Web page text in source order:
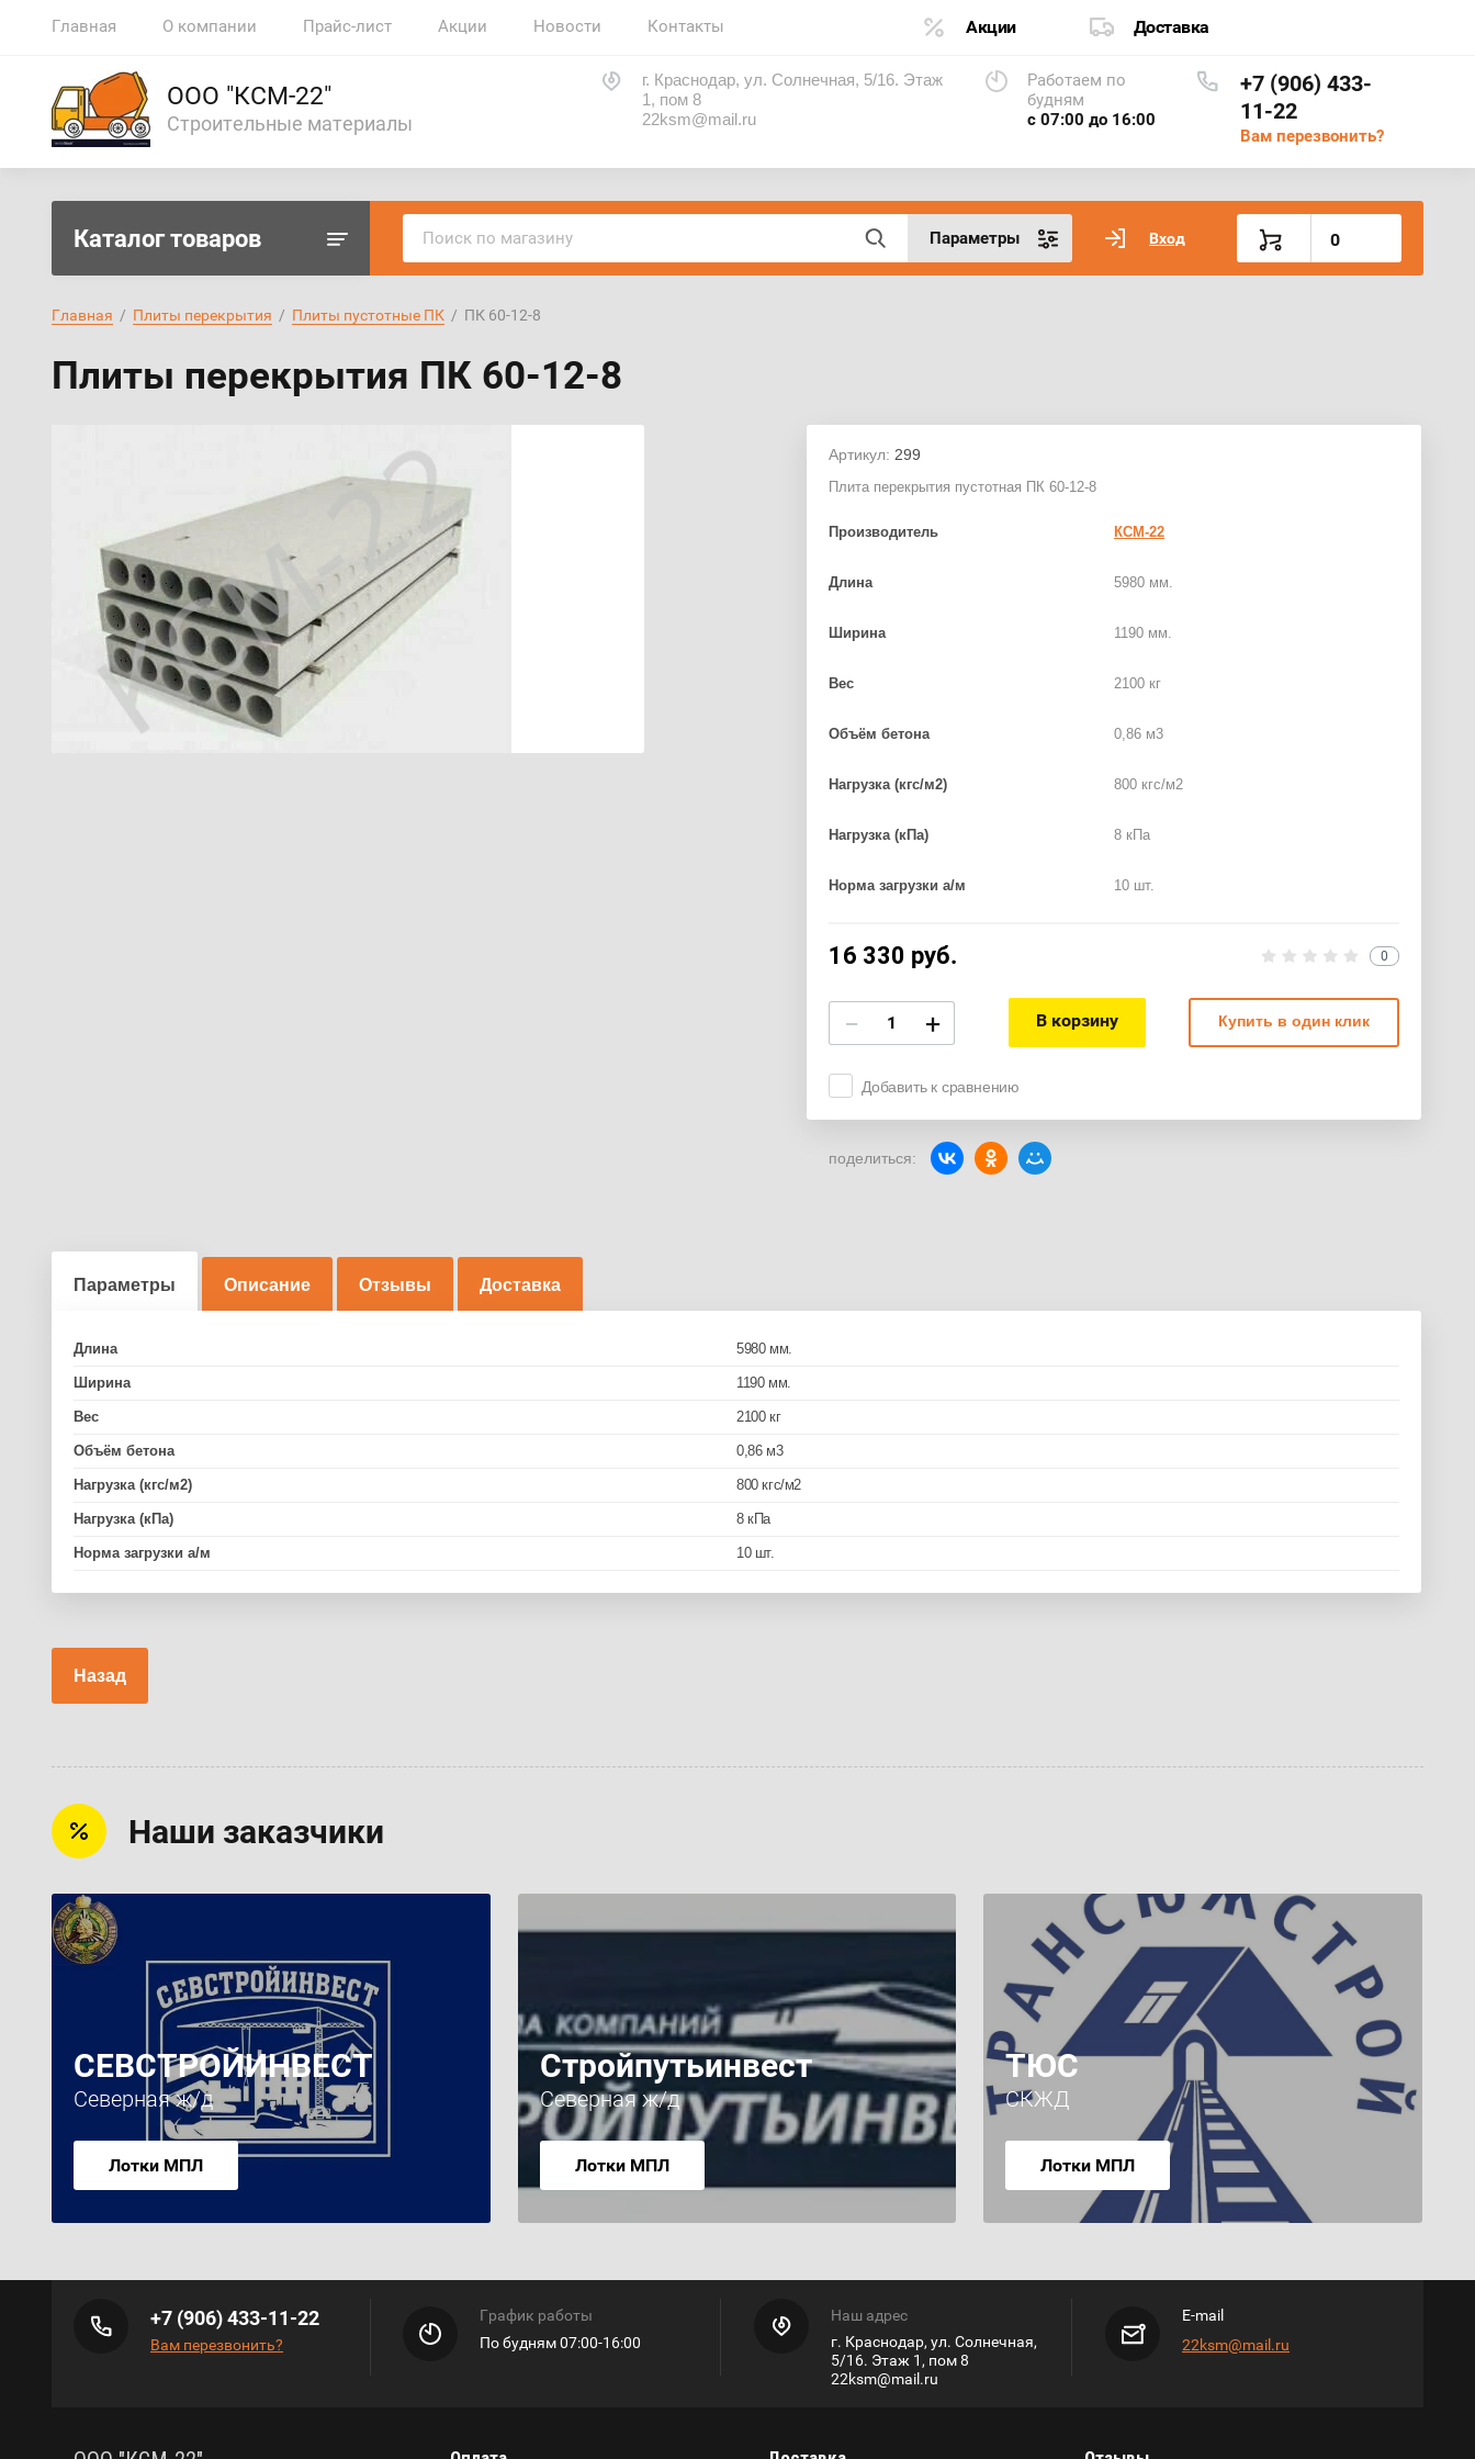
Главная О компании Прайс-лист Акции Новости Контакты Акции Доставка
ООО "КСМ-22"
Строительные материалы
г. Краснодар, ул. Солнечная, 5/16. Этаж
1, пом 8
22ksm@mail.ru
Работаем по
будням
с 07:00 до 16:00
+7 (906) 433-
11-22
Вам перезвонить?
Каталог товаров Параметры Вход 0
Главная
  /
Плиты перекрытия
  /
Плиты пустотные ПК
  /  ПК 60-12-8
Плиты перекрытия ПК 60-12-8
Артикул: 299
Плита перекрытия пустотная ПК 60-12-8
Производитель КСМ-22
Длина 5980 мм.
Ширина 1190 мм.
Вес 2100 кг
Объём бетона 0,86 м3
Нагрузка (кгс/м2) 800 кгс/м2
Нагрузка (кПа) 8 кПа
Норма загрузки а/м 10 шт.
16 330 руб. 0
− + В корзину Купить в один клик
Добавить к сравнению
поделиться:
Параметры Описание Отзывы Доставка
Длина 5980 мм.
Ширина 1190 мм.
Вес 2100 кг
Объём бетона 0,86 м3
Нагрузка (кгс/м2) 800 кгс/м2
Нагрузка (кПа) 8 кПа
Норма загрузки а/м 10 шт.
Назад
Наши заказчики
СЕВСТРОЙИНВЕСТ
Северная ж/д
Лотки МПЛ
Стройпутьинвест
Северная ж/д
Лотки МПЛ
ТЮС
СКЖД
Лотки МПЛ
+7 (906) 433-11-22
Вам перезвонить?
График работы
По будням 07:00-16:00
Наш адрес
г. Краснодар, ул. Солнечная,
5/16. Этаж 1, пом 8
22ksm@mail.ru
E-mail
22ksm@mail.ru